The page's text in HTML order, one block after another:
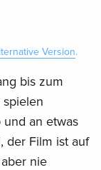
Version.
bis zum
spielen
und an etwas
der Film ist auf
nie